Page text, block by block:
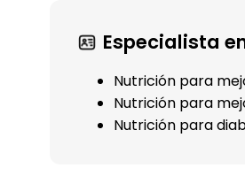
Especialista
Nutrición para
Nutrición para
Nutrición para